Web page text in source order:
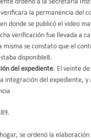
ordenó a la Secretaria
la permanencia del
donde se publicó el video
verificación fue llevada a
misma se constato que el
disponible8.
del expediente. El veinte
integración del expediente, y
se ordenó la